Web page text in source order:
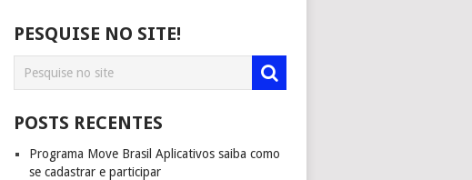
PESQUISE NO SITE!
POSTS RECENTES
Programa Move Brasil Aplicativos saiba como
se cadastrar e participar